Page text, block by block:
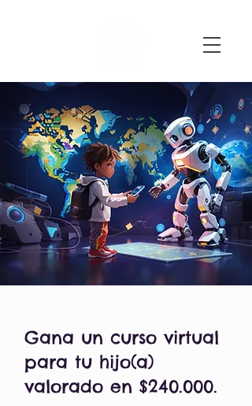
Gana un curso virtual
para tu hijo(a)
valorado en $240.000.